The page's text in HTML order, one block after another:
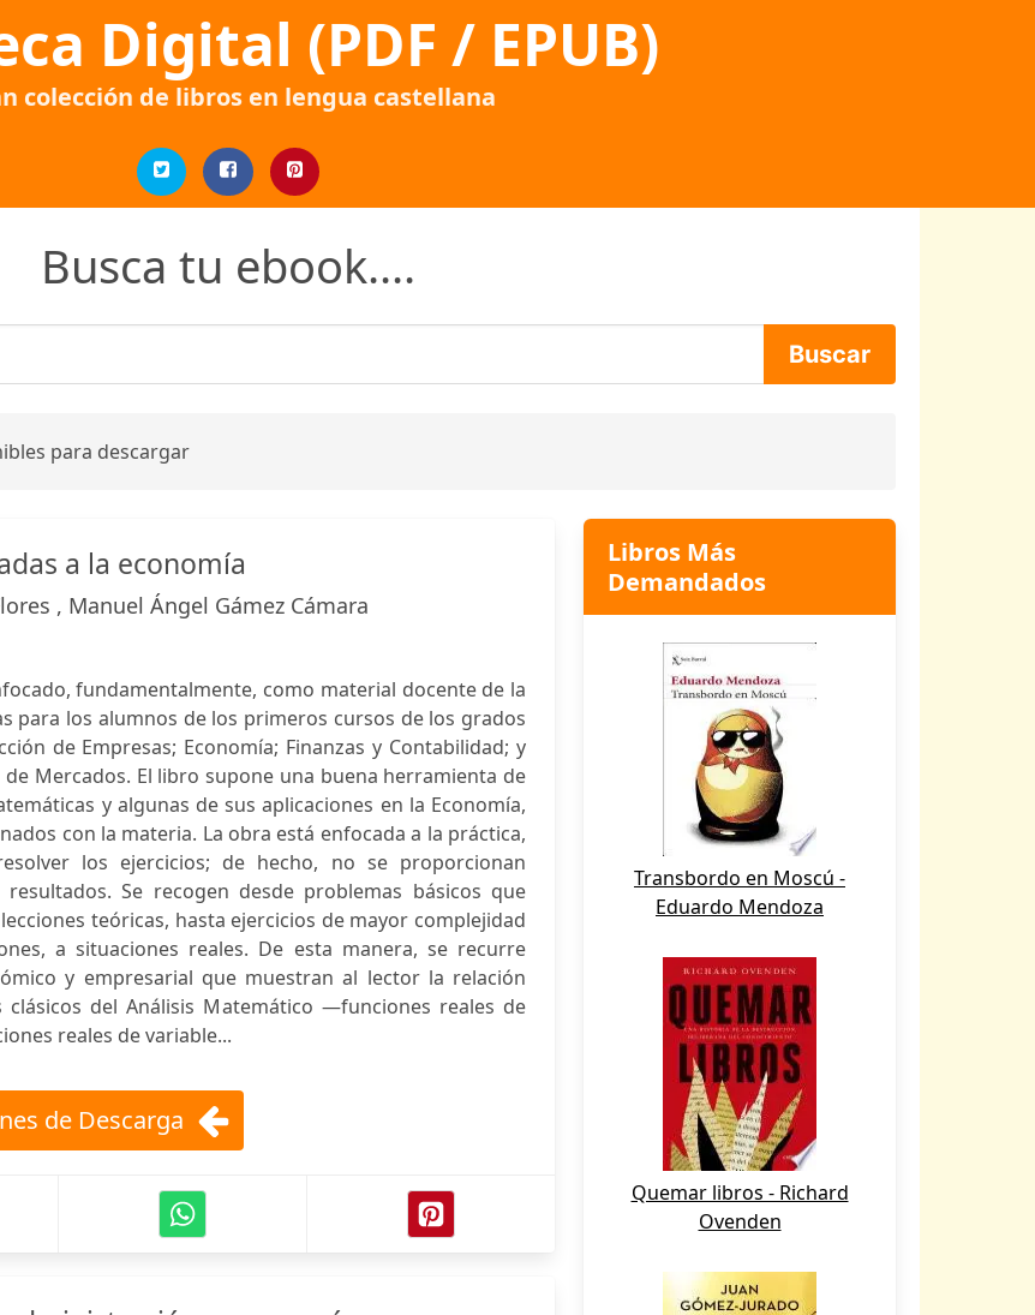
Digital (PDF / EPUB)
colección de libros en lengua castellana
Busca tu ebook....
para descargar
a la economía
, Manuel Ángel Gámez Cámara
fundamentalmente, como material docente de la
para los alumnos de los primeros cursos de los grados
de Empresas; Economía; Finanzas y Contabilidad; y
Mercados. El libro supone una buena herramienta de
y algunas de sus aplicaciones en la Economía,
con la materia. La obra está enfocada a la práctica,
los ejercicios; de hecho, no se proporcionan
Se recogen desde problemas básicos que
teóricas, hasta ejercicios de mayor complejidad
a situaciones reales. De esta manera, se recurre
y empresarial que muestran al lector la relación
del Análisis Matemático —funciones reales de
reales de variable...
de Descarga
Libros Más
Demandados
Transbordo en Moscú -
Eduardo Mendoza
Quemar libros - Richard
Ovenden